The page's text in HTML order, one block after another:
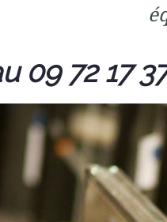
09 72 17